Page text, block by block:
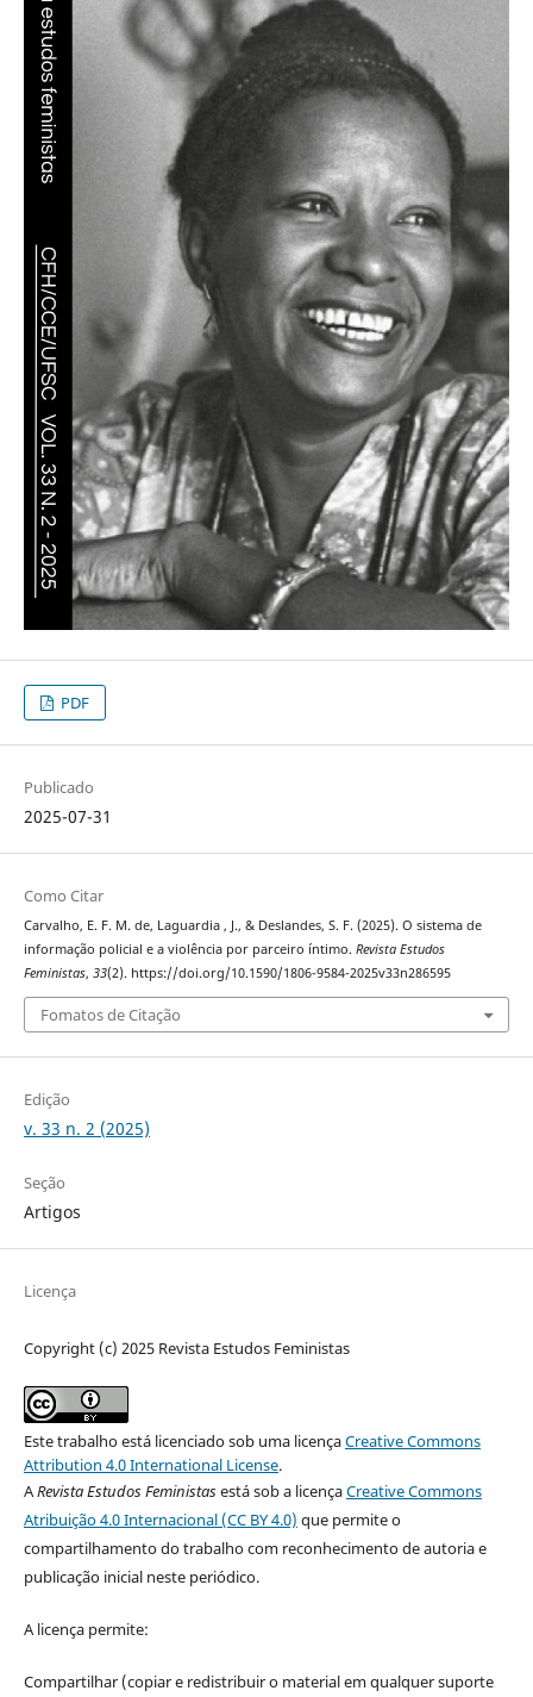
PDF
Publicado
2025-07-31
Como Citar
Carvalho, E. F. M. de, Laguardia , J., & Deslandes, S. F. (2025). O sistema de
informação policial e a violência por parceiro íntimo. Revista Estudos
Feministas, 33(2). https://doi.org/10.1590/1806-9584-2025v33n286595
Fomatos de Citação
Edição
v. 33 n. 2 (2025)
Seção
Artigos
Licença
Copyright (c) 2025 Revista Estudos Feministas
Este trabalho está licenciado sob uma licençaCreative Commons
Attribution 4.0 International License.
ARevista Estudos Feministasestá sob a licençaCreative Commons
Atribuição 4.0 Internacional (CC BY 4.0) que permite o
compartilhamento do trabalho com reconhecimento de autoria e
publicação inicial neste periódico.
A licença permite:
Compartilhar (copiar e redistribuir o material em qualquer suporte